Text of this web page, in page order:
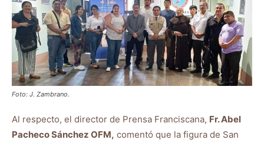
Foto: J. Zambrano.
Al respecto, el director de Prensa Franciscana, Fr. Abel
Pacheco Sánchez OFM, comentó que la figura de San